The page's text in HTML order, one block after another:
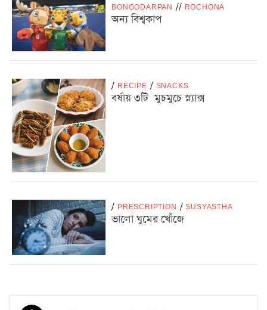
BONGODARPAN // ROCHONA
অন্য বিশ্বকাপ
/ RECIPE / SNACKS
বর্ষায় ৩টি মুচমুচে স্ন্যাক্স
/ PRESCRIPTION / SUSYASTHA
ভালো ঘুমের খোঁজে